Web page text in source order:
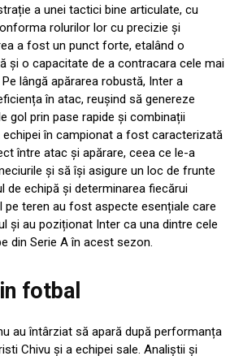
a unei tactici bine articulate, cu
rolurilor lor cu precizie și
a fost un punct forte, etalând o
și o capacitate de a contracara cele mai
lângă apărarea robustă, Inter a
în atac, reușind să genereze
gol prin pase rapide și combinații
echipei în campionat a fost caracterizată
între atac și apărare, ceea ce le-a
și să își asigure un loc de frunte
de echipă și determinarea fiecărui
pe teren au fost aspecte esențiale care
și au poziționat Inter ca una dintre cele
din Serie A în acest sezon.
fotbal
au întârziat să apară după performanța
Chivu și a echipei sale. Analiștii și